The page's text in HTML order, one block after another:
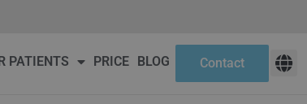
PATIENTS PRICE BLOG Contact